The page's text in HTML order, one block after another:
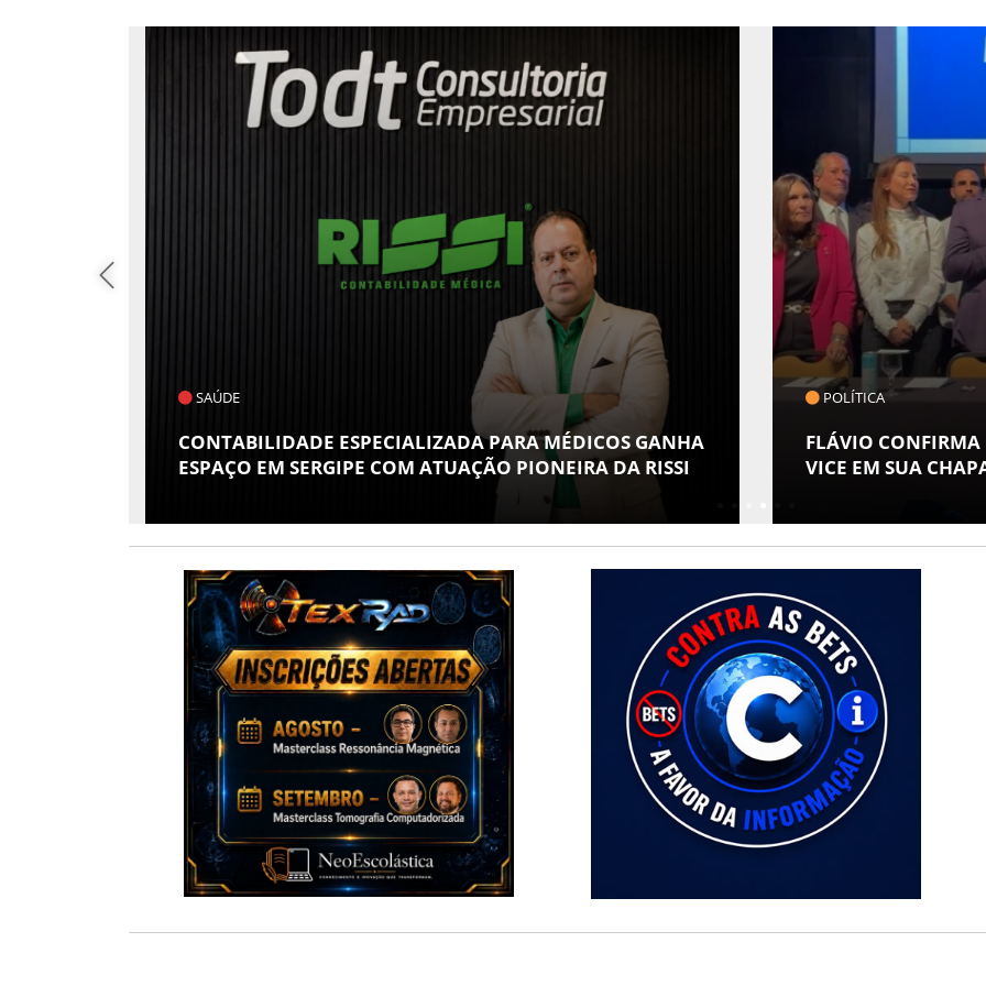
POLÍTICA
FLÁVIO CONFIRMA O DEPUTADO ALFREDO GASPAR COMO
VICE EM SUA CHAPA
COTIDIANO
ESPECIAL EM
POVOS INDÍGENAS